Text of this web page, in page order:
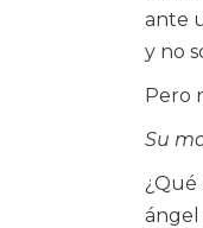
ante
y no
Pero
Su
ángel